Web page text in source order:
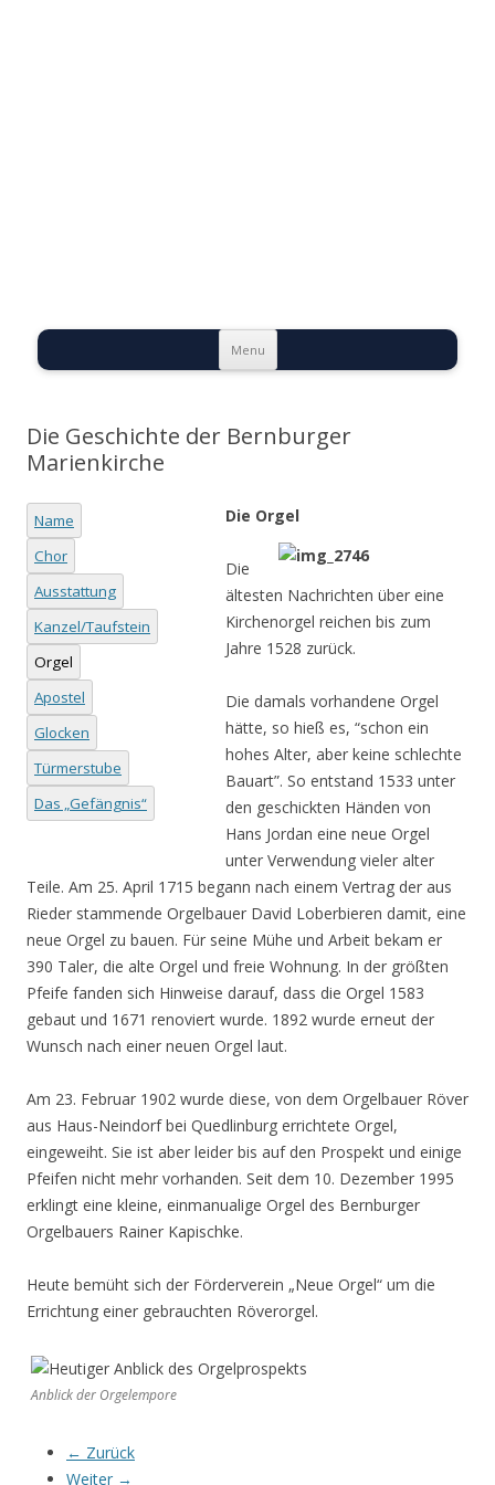
Menu
Skip to content
Die Geschichte der Bernburger
Marienkirche
Name
Chor
Ausstattung
Kanzel/Taufstein
Orgel
Apostel
Glocken
Türmerstube
Das „Gefängnis“
Die Orgel
Die
ältesten Nachrichten über eine
Kirchenorgel reichen bis zum
Jahre 1528 zurück.
Die damals vorhandene Orgel
hätte, so hieß es, “schon ein
hohes Alter, aber keine schlechte
Bauart”. So entstand 1533 unter
den geschickten Händen von
Hans Jordan eine neue Orgel
unter Verwendung vieler alter
Teile. Am 25. April 1715 begann nach einem Vertrag der aus
Rieder stammende Orgelbauer David Loberbieren damit, eine
neue Orgel zu bauen. Für seine Mühe und Arbeit bekam er
390 Taler, die alte Orgel und freie Wohnung. In der größten
Pfeife fanden sich Hinweise darauf, dass die Orgel 1583
gebaut und 1671 renoviert wurde. 1892 wurde erneut der
Wunsch nach einer neuen Orgel laut.
Am 23. Februar 1902 wurde diese, von dem Orgelbauer Röver
aus Haus-Neindorf bei Quedlinburg errichtete Orgel,
eingeweiht. Sie ist aber leider bis auf den Prospekt und einige
Pfeifen nicht mehr vorhanden. Seit dem 10. Dezember 1995
erklingt eine kleine, einmanualige Orgel des Bernburger
Orgelbauers Rainer Kapischke.
Heute bemüht sich der Förderverein „Neue Orgel“ um die
Errichtung einer gebrauchten Röverorgel.
Anblick der Orgelempore
← Zurück
Weiter →